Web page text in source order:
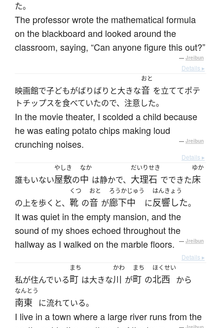
た。
The professor wrote the mathematical formula
on the blackboard and looked around the
classroom, saying, “Can anyone figure this out?”
— Jreibun
Details ▸
映画館で子どもがばりばりと大きな
おと
音 を立ててポテ
トチップスを食べていたので、注意した。
In the movie theater, I scolded a child because
he was eating potato chips making loud
crunching noises.
— Jreibun
Details ▸
誰もいない
やしき
屋敷の
なか
中 は静かで、
だいりせき
大理石 でできた
ゆか
床
の上を歩くと、
くつ
靴 の
おと
音 が
ろうかじゅう
廊下中 に
はんきょう
反響した。
It was quiet in the empty mansion, and the
sound of my shoes echoed throughout the
hallway as I walked on the marble floors.
— Jreibun
Details ▸
私が住んでいる
まち
町 は大きな
かわ
川 が
まち
町 の
ほくせい
北西 から
なんとう
南東 に流れている。
I live in a town where a large river runs from the